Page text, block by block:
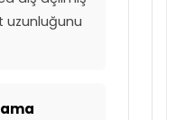
uzunluğunu